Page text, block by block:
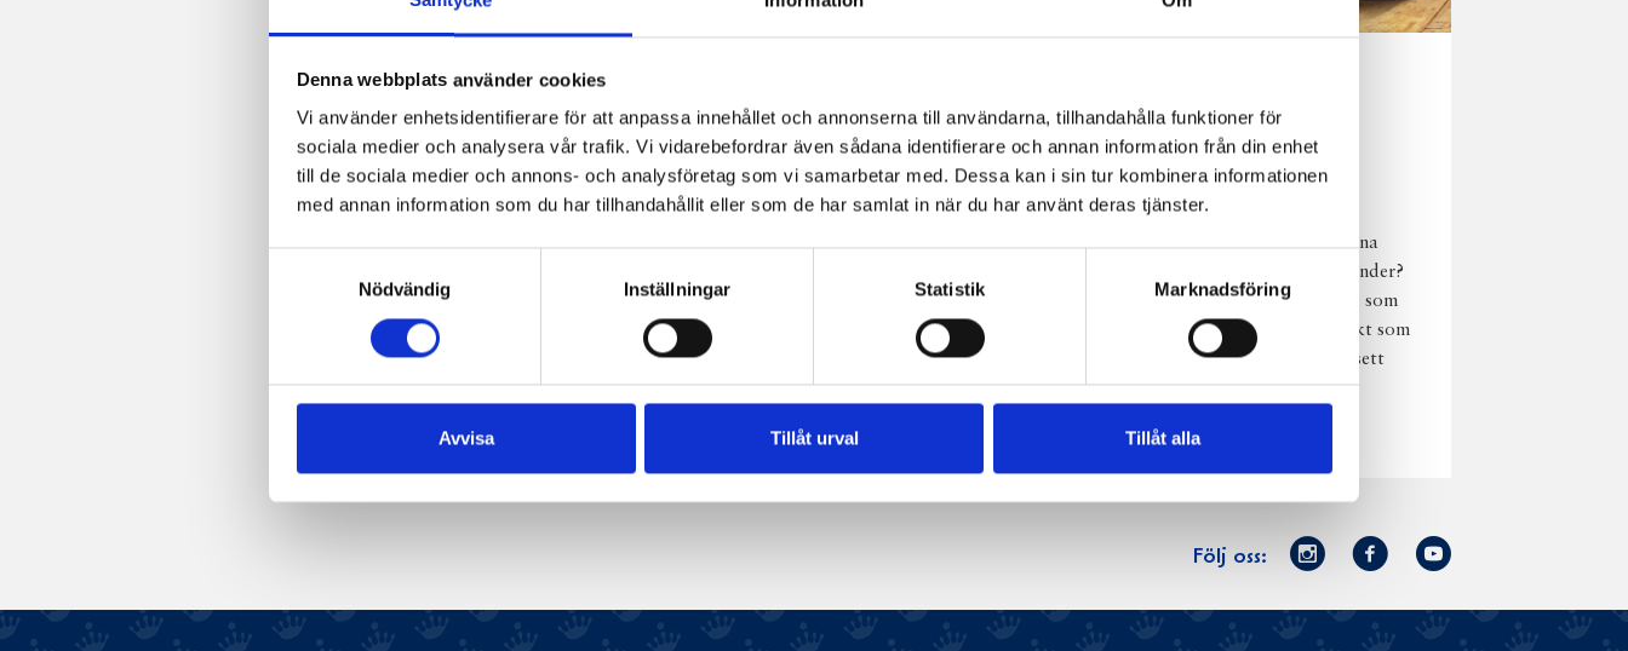
Denna webbplats använder cookies
Vi använder enhetsidentifierare för att anpassa innehållet och annonserna till användarna, tillhandahålla funktioner för
sociala medier och analysera vår trafik. Vi vidarebefordrar även sådana identifierare och annan information från din enhet
till de sociala medier och annons- och analysföretag som vi samarbetar med. Dessa kan i sin tur kombinera informationen
med annan information som du har tillhandahållit eller som de har samlat in när du har använt deras tjänster.
Nödvändig
Inställningar Statistik Marknadsföring
Avvisa Tillåt urval Tillåt alla
njutning i alla
väder
Har du provat
chokladmjölk från dina
norrländska mjölkbönder?
Den är lika god varm som
kall och passar perfekt som
vardagsnjutning oavsett
väder, året om.
Läs mer
Följ oss:
Norrmejerier
Instagram
Facebook
Youtube